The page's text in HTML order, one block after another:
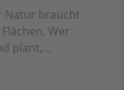
Natur braucht
Wer
plant,...